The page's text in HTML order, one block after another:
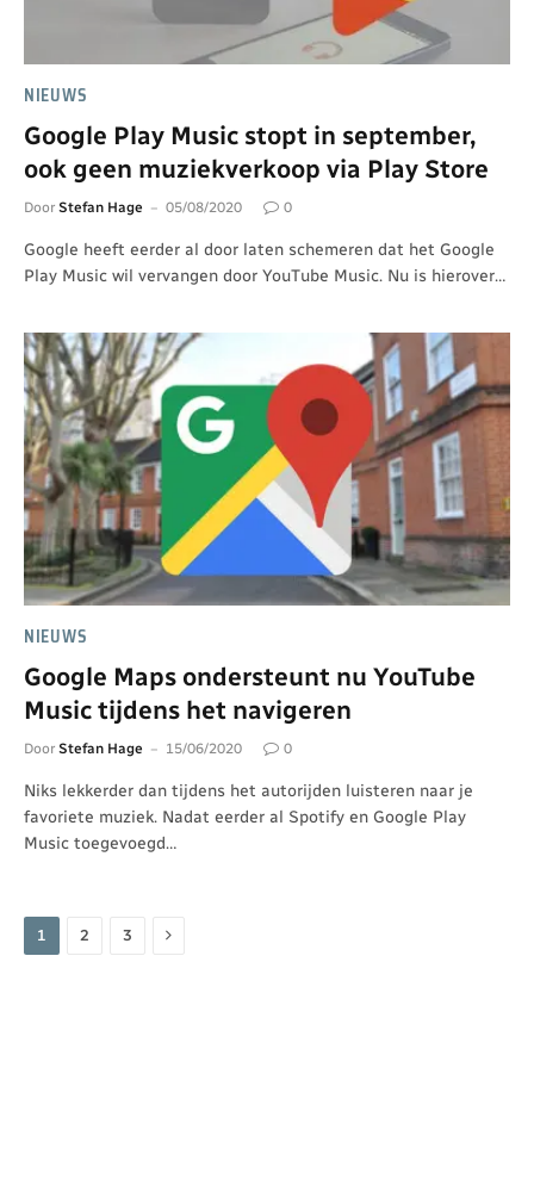
NIEUWS
Google Play Music stopt in september,
ook geen muziekverkoop via Play Store
Door Stefan Hage 05/08/2020 0
Google heeft eerder al door laten schemeren dat het Google
Play Music wil vervangen door YouTube Music. Nu is hierover…
NIEUWS
Google Maps ondersteunt nu YouTube
Music tijdens het navigeren
Door Stefan Hage 15/06/2020 0
Niks lekkerder dan tijdens het autorijden luisteren naar je
favoriete muziek. Nadat eerder al Spotify en Google Play
Music toegevoegd…
1 2 3 Volgende